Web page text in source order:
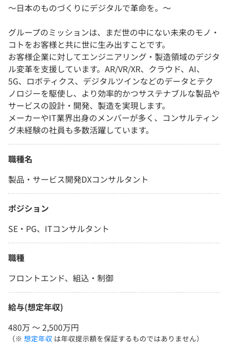
～日本のものづくりにデジタルで革命を。～
グループのミッションは、まだ世の中にない未来のモノ・
コトをお客様と共に世に生み出すことです。
お客様企業に対してエンジニアリング・製造領域のデジタ
ル変革を支援しています。AR/VR/XR、クラウド、AI、
5G、ロボティクス、デジタルツインなどのデータとテク
ノロジーを駆使し、より効率的かつサステナブルな製品や
サービスの設計・開発、製造を実現します。
メーカーやIT業界出身のメンバーが多く、コンサルティン
グ未経験の社員も多数活躍しています。
職種名
製品・サービス開発DXコンサルタント
ポジション
SE・PG、ITコンサルタント
職種
フロントエンド、組込・制御
給与(想定年収)
480万 〜 2,500万円
（※ 想定年収 は年収提示額を保証するものではありません）